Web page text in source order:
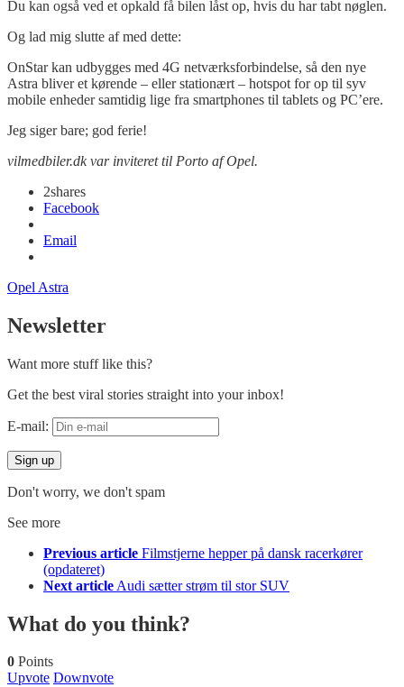
Du kan også ved et opkald få bilen låst op, hvis du har tabt nøglen.
Og lad mig slutte af med dette:
OnStar kan udbygges med 4G netværksforbindelse, så den nye
Astra bliver et kørende – eller stationært – hotspot for op til syv
mobile enheder samtidig lige fra smartphones til tablets og PC’ere.
Jeg siger bare; god ferie!
vilmedbiler.dk var inviteret til Porto af Opel.
2shares
Facebook
Email
Opel Astra
Newsletter
Want more stuff like this?
Get the best viral stories straight into your inbox!
E-mail:
Don't worry, we don't spam
See more
Previous article Filmstjerne hepper på dansk racerkører
(opdateret)
Next article Audi sætter strøm til stor SUV
What do you think?
0 Points
Upvote Downvote